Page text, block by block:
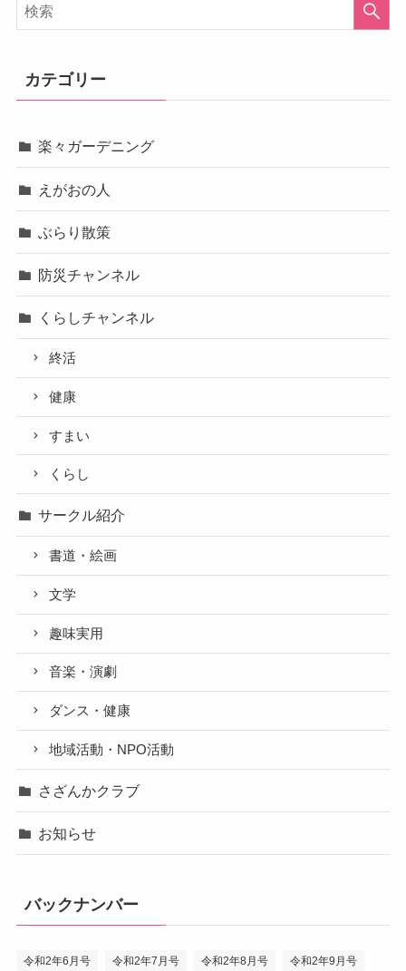
カテゴリー
楽々ガーデニング
えがおの人
ぶらり散策
防災チャンネル
くらしチャンネル
終活
健康
すまい
くらし
サークル紹介
書道・絵画
文学
趣味実用
音楽・演劇
ダンス・健康
地域活動・NPO活動
さざんかクラブ
お知らせ
バックナンバー
令和2年6月号 令和2年7月号 令和2年8月号 令和2年9月号